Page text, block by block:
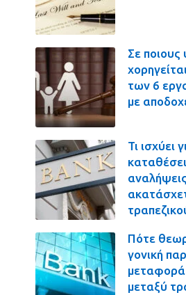
Σε ποιους
των 6
με
Τι ισχύει
Πότε
γονική
μεταξύ